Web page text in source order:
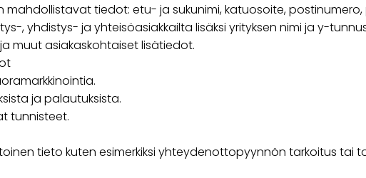
tiedot: etu- ja sukunimi, katuosoite, postinumero,
, yhdistys- ja yhteisöasiakkailta lisäksi yrityksen nimi ja y-
muut asiakaskohtaiset lisätiedot.
ja palautuksista.
tunnisteet.
tieto kuten esimerkiksi yhteydenottopyynnön tarkoitus tai